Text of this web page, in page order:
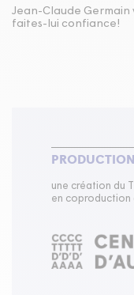
Jean-Claude Germain
faites-lui confiance!
PRODUCTION
une création du
en coproduction